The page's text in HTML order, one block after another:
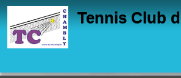
Tennis Club
Panneau de gestion des cookies